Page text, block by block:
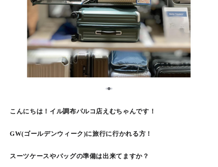
12
こんにちは！イル調布パルコ店えむちゃんです！
GW(ゴールデンウィーク)に旅行に行かれる方！
スーツケースやバッグの準備は出来てますか？